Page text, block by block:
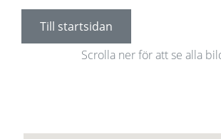
Till startsidan
Scrolla ner för att se alla